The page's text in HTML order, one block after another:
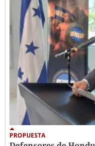
PROPUESTA